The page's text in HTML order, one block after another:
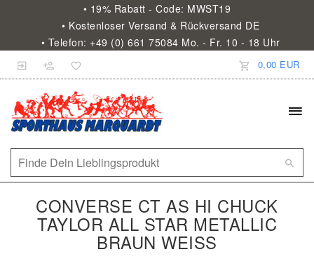
• 19% Rabatt - Code: MWST19
• Kostenloser Versand & Rückversand DE
• Telefon: +49 (0) 661 75084 Mo. - Fr. 10 - 18 Uhr
0,00 EUR
CONVERSE CT AS HI CHUCK
TAYLOR ALL STAR METALLIC
BRAUN WEISS